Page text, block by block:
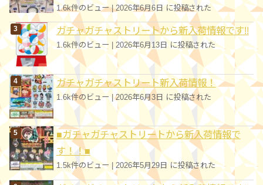
1.6k件のビュー|2026年6月6日 に投稿された
ガチャガチャストリートから新入荷情報です!!
1.6k件のビュー 2026年6月13日 に投稿された
ガチャガチャストリート新入荷情報！
1.6k件のビュー|2026年6月3日 に投稿された
■ガチャガチャストリートから新入荷情報で
す！！■
1.5k件のビュー |2026年5月29日 に投稿された